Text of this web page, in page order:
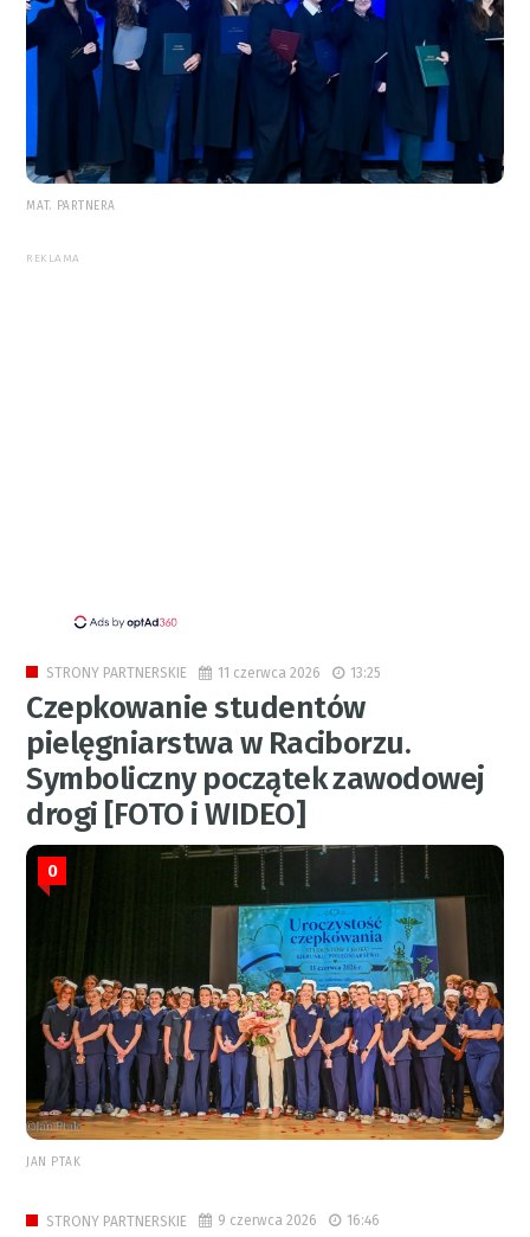
MAT. PARTNERA
REKLAMA
STRONY PARTNERSKIE 11 czerwca 2026 13:25
Czepkowanie studentów
pielęgniarstwa w Raciborzu.
Symboliczny początek zawodowej
drogi [FOTO i WIDEO]
0
JAN PTAK
STRONY PARTNERSKIE 9 czerwca 2026 16:46